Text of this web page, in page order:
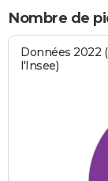
Nombre de
Données 2022
l'Insee)